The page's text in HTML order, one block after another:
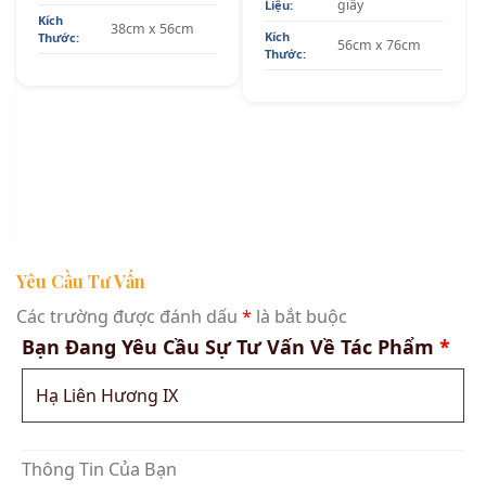
Kích
Thước:
38cm x 56cm
Liệu:
giấy
Kích
Thước:
56cm x 76cm
Yêu Cầu Tư Vấn
Các trường được đánh dấu * là bắt buộc
Bạn Đang Yêu Cầu Sự Tư Vấn Về Tác Phẩm *
Thông Tin Của Bạn